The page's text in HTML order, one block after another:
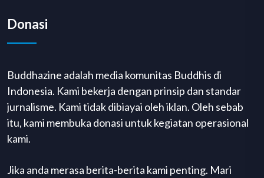
Donasi
Buddhazine adalah media komunitas Buddhis di
Indonesia. Kami bekerja dengan prinsip dan standar
jurnalisme. Kami tidak dibiayai oleh iklan. Oleh sebab
itu, kami membuka donasi untuk kegiatan operasional
kami.
Jika anda merasa berita-berita kami penting. Mari